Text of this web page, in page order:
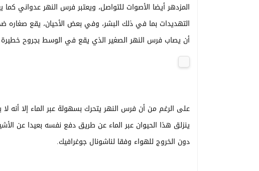
المزدهر أيضا الأصوات للتواصل، ويعتبر فرس النهر عدواني
التهديدات بما في ذلك البشر، وفي بعض الأحيان، يقع صغاره
أن يصاب فرس النهر الصغير الذي يقع في الوسط بجروح
على الرغم من أن فرس النهر يتحرك بسهولة عبر الماء إلا أنه
دون الخروج للهواء وفقا لناشونال جوغرافيك.